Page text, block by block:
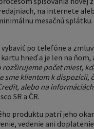
na internete
mesačnú
po telefóne a
hneď a je len na ňom,
počet miest,
sme klientom k dispozícii,
alebo na informáciách
SR a ČR.
produktu patrí jeho
vedenie ani